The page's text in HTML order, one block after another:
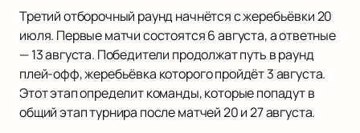
Третий отборочный раунд начнётся с жеребьёвки 20
июля. Первые матчи состоятся 6 августа, а ответные
— 13 августа. Победители продолжат путь в раунд
плей-офф, жеребьёвка которого пройдёт 3 августа.
Этот этап определит команды, которые попадут в
общий этап турнира после матчей 20 и 27 августа.